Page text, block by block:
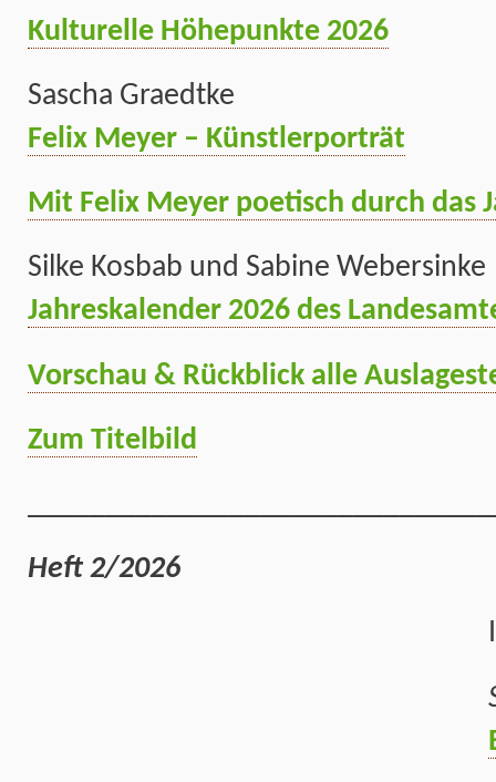
Kulturelle Höhepunkte 2026
Sascha Graedtke
Felix Meyer – Künstlerporträt
Mit Felix Meyer poetisch durch das
Silke Kosbab und Sabine Webersinke
Jahreskalender 2026 des
Vorschau & Rückblick alle
Zum Titelbild
Heft 2/2026